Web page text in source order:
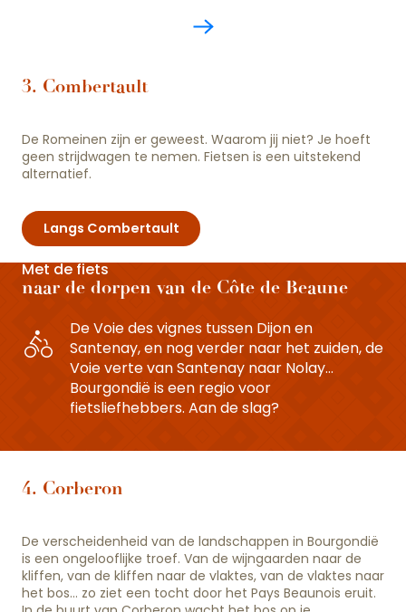
3. Combertault
De Romeinen zijn er geweest. Waarom jij niet? Je hoeft
geen strijdwagen te nemen. Fietsen is een uitstekend
alternatief.
Langs Combertault
Met de fiets
naar de dorpen van de Côte de Beaune
De Voie des vignes tussen Dijon en
Santenay, en nog verder naar het zuiden, de
Voie verte van Santenay naar Nolay…
Bourgondië is een regio voor
fietsliefhebbers. Aan de slag?
4. Corberon
De verscheidenheid van de landschappen in Bourgondië
is een ongelooflijke troef. Van de wijngaarden naar de
kliffen, van de kliffen naar de vlaktes, van de vlaktes naar
het bos… zo ziet een tocht door het Pays Beaunois eruit.